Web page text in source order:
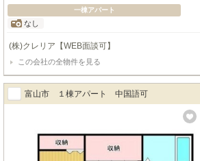
一棟アパート
なし
(株)クレリア【WEB面談可】
この会社の全物件を見る
富山市 １棟アパート 中国語可